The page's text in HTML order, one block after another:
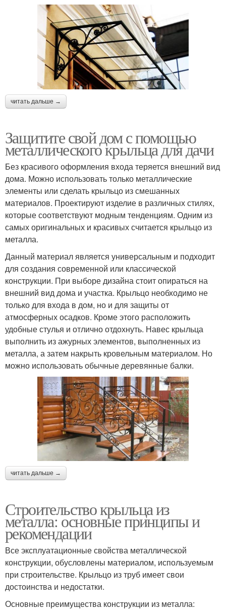
читать дальше →
Защитите свой дом с помощью
металлического крыльца для дачи
Без красивого оформления входа теряется внешний вид
дома. Можно использовать только металлические
элементы или сделать крыльцо из смешанных
материалов. Проектируют изделие в различных стилях,
которые соответствуют модным тенденциям. Одним из
самых оригинальных и красивых считается крыльцо из
металла.
Данный материал является универсальным и подходит
для создания современной или классической
конструкции. При выборе дизайна стоит опираться на
внешний вид дома и участка. Крыльцо необходимо не
только для входа в дом, но и для защиты от
атмосферных осадков. Кроме этого расположить
удобные стулья и отлично отдохнуть. Навес крыльца
выполнить из ажурных элементов, выполненных из
металла, а затем накрыть кровельным материалом. Но
можно использовать обычные деревянные балки.
читать дальше →
Строительство крыльца из
металла: основные принципы и
рекомендации
Все эксплуатационные свойства металлической
конструкции, обусловлены материалом, используемым
при строительстве. Крыльцо из труб имеет свои
достоинства и недостатки.
Основные преимущества конструкции из металла: